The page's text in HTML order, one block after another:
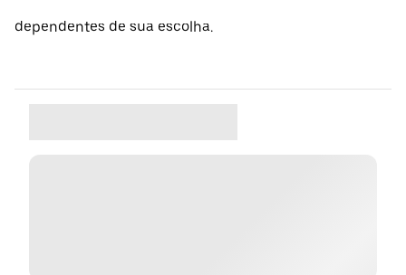
dependentes de sua escolha.